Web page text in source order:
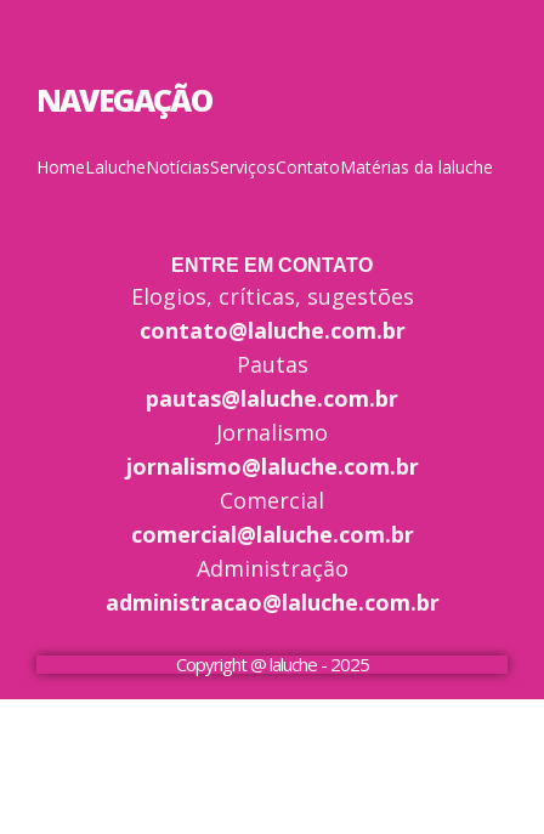
NAVEGAÇÃO
HomeLalucheNotíciasServiçosContatoMatérias da laluche
ENTRE EM CONTATO
Elogios, críticas, sugestões
contato@laluche.com.br
Pautas
pautas@laluche.com.br
Jornalismo
jornalismo@laluche.com.br
Comercial
comercial@laluche.com.br
Administração
administracao@laluche.com.br
Copyright @ laluche - 2025